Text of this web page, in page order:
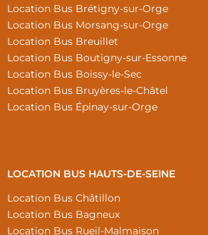
Location Bus Brétigny-sur-Orge
Location Bus Morsang-sur-Orge
Location Bus Breuillet
Location Bus Boutigny-sur-Essonne
Location Bus Boissy-le-Sec
Location Bus Bruyères-le-Châtel
Location Bus Épinay-sur-Orge
LOCATION BUS HAUTS-DE-SEINE
Location Bus Châtillon
Location Bus Bagneux
Location Bus Rueil-Malmaison